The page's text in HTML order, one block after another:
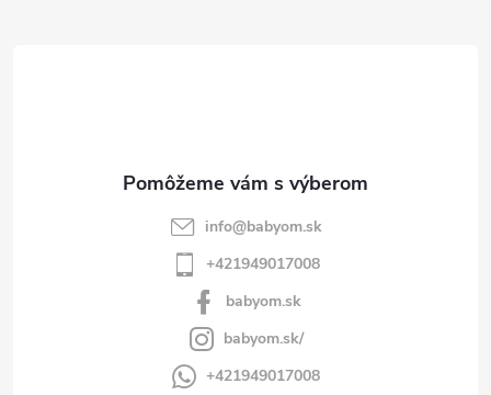
info@babyom.sk
+421949017008
babyom.sk
babyom.sk/
+421949017008